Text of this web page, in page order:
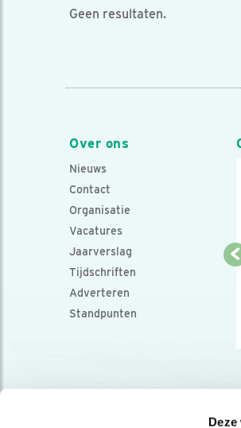
Geen resultaten.
Over ons
Nieuws
Contact
Organisatie
Vacatures
Jaarverslag
Tijdschriften
Adverteren
Standpunten